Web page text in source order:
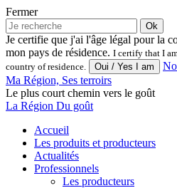
Fermer
Ok
Je certifie que j'ai l'âge légal pour la
mon pays de résidence. I certify that I
country of residence.
Ma Région, Ses terroirs
Le plus court chemin vers le goût
La Région Du goût
Accueil
Les produits et producteurs
Actualités
Professionnels
Les producteurs